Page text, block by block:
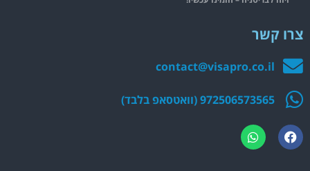
צרו קשר
contact@visapro.co.il
972506573565 (וואטסאפ בלבד)